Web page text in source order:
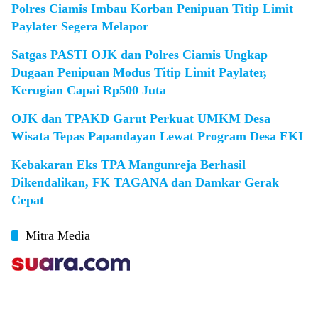
Polres Ciamis Imbau Korban Penipuan Titip Limit
Paylater Segera Melapor
Satgas PASTI OJK dan Polres Ciamis Ungkap
Dugaan Penipuan Modus Titip Limit Paylater,
Kerugian Capai Rp500 Juta
OJK dan TPAKD Garut Perkuat UMKM Desa
Wisata Tepas Papandayan Lewat Program Desa EKI
Kebakaran Eks TPA Mangunreja Berhasil
Dikendalikan, FK TAGANA dan Damkar Gerak
Cepat
Mitra Media